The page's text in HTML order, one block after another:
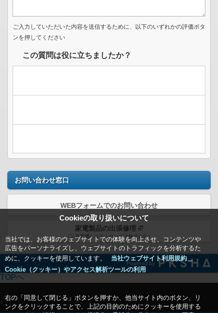
Cookieの取り扱いについて
当社では、お客様のウェブサイトでの体験を向上させ、コンテンツや
広告をパーソナライズし、ウェブサイトのトラフィックを分析するた
めに、クッキーを使用しています。
当社ウェブサイト利用規約＿
Cookie（クッキー）やアクセス解析ツールの利用
右の「同意して閉じる」ボタンを押すか、他当サイト内のボタン、リ
ンクをクリックすることで、上記の目的のためにクッキーを使用する
ご入力していただいた内容を送信するために、以下のいずれかの評価ボタ
ンを押してください
この質問は役に立ちましたか？
お問い合わせ窓口
WEBフォームでのお問い合わせ
家電製品の出張修理
（三菱電機システムサービス株式会社）
Powered by
TOPへ